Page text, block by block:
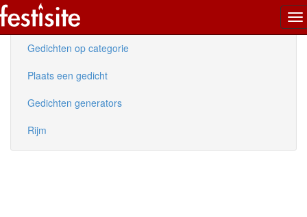
Nieuwe gedichten
Gedichten op categorie
Plaats een gedicht
Gedichten generators
Rijm